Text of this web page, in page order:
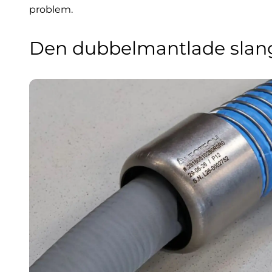
problem.
Den dubbelmantlade